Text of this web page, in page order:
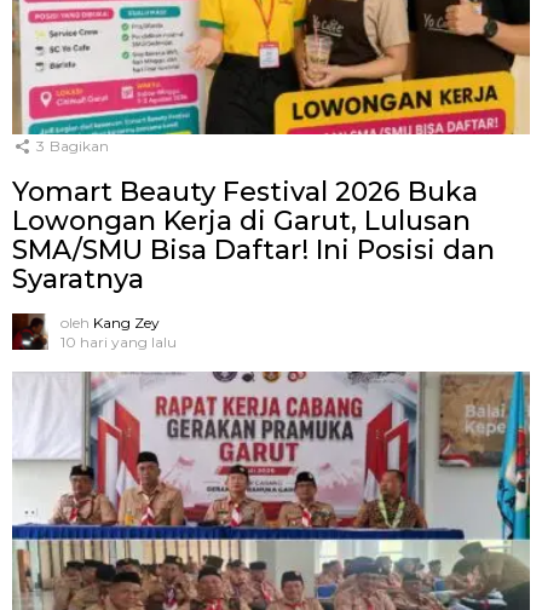
3 Bagikan
Yomart Beauty Festival 2026 Buka
Lowongan Kerja di Garut, Lulusan
SMA/SMU Bisa Daftar! Ini Posisi dan
Syaratnya
oleh Kang Zey
10 hari yang lalu